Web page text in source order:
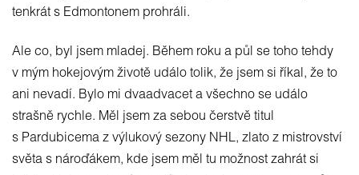
tenkrát s Edmontonem prohráli.
Ale co, byl jsem mladej. Během roku a půl se toho tehdy
v mým hokejovým životě událo tolik, že jsem si říkal, že to
ani nevadí. Bylo mi dvaadvacet a všechno se událo
strašně rychle. Měl jsem za sebou čerstvě titul
s Pardubicema z výlukový sezony NHL, zlato z mistrovství
světa s nároďákem, kde jsem měl tu možnost zahrát si